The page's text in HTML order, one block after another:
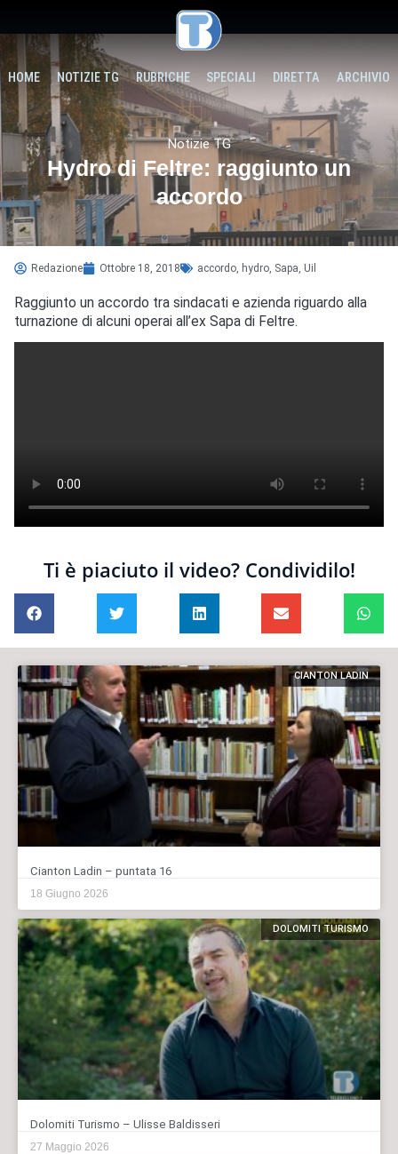
HOME NOTIZIE TG RUBRICHE SPECIALI DIRETTA ARCHIVIO
Notizie TG
Hydro di Feltre: raggiunto un
accordo
Redazione Ottobre 18, 2018 accordo hydro Sapa Uil
Raggiunto un accordo tra sindacati e azienda riguardo alla
turnazione di alcuni operai all’ex Sapa di Feltre.
Ti è piaciuto il video? Condividilo!
CIANTON LADIN
Cianton Ladin – puntata 16
18 Giugno 2026
DOLOMITI TURISMO
Dolomiti Turismo – Ulisse Baldisseri
27 Maggio 2026